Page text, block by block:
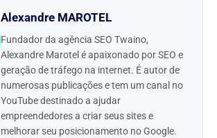
Alexandre MAROTEL
Fundador da agência SEO Twaino,
Alexandre Marotel é apaixonado por SEO e
geração de tráfego na internet. É autor de
numerosas publicações e tem um canal no
YouTube destinado a ajudar
empreendedores a criar seus sites e
melhorar seu posicionamento no Google.